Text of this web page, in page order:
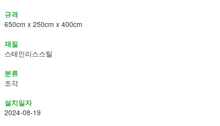
규격
650cm x 250cm x 400cm
재질
스테인리스스틸
분류
조각
설치일자
2024-08-19